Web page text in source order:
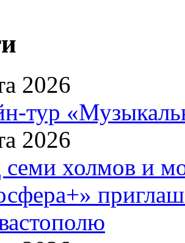
2026
тур
2026
семи холмов и